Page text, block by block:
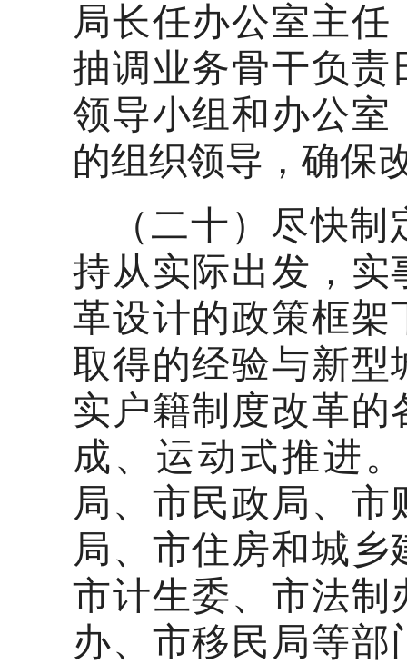
局长任办公室主
抽调业务骨干负责
领导小组和办公室
的组织领导，确保
（二十）尽快
持从实际出发，实
革设计的政策框架
取得的经验与新型
实户籍制度改革
成、运动式推进
局、市民政局、
局、市住房和城
市计生委、市法制
办、市移民局等